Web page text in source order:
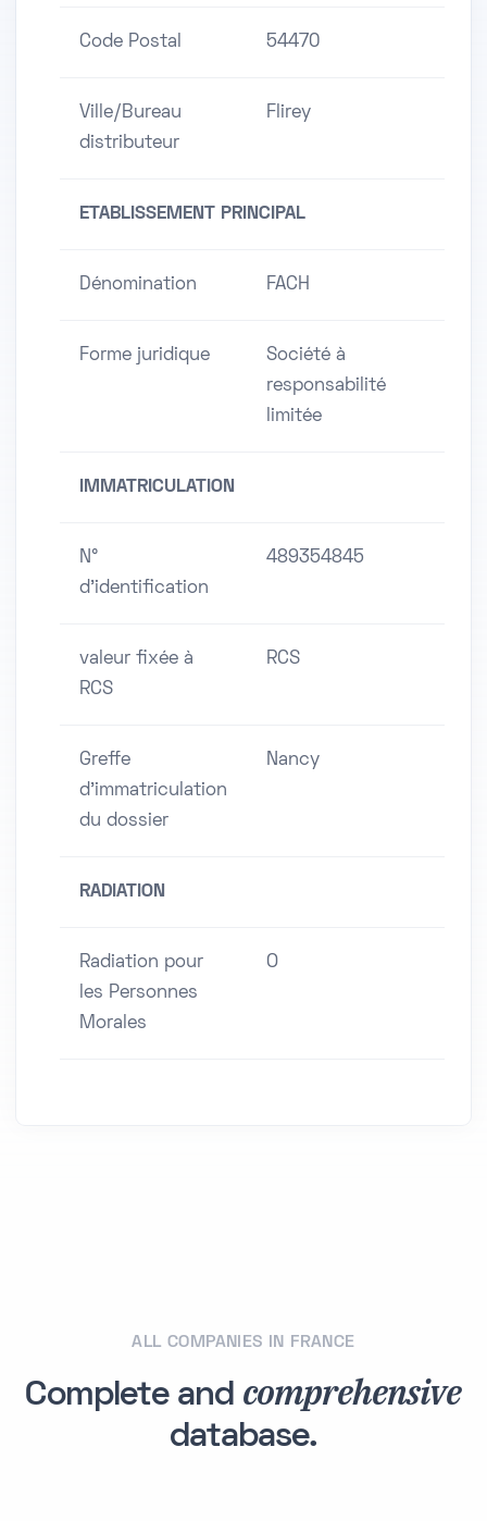
Code Postal 54470
Ville/Bureau
distributeur
Flirey
ETABLISSEMENT PRINCIPAL
Dénomination FACH
Forme juridique
Société à
responsabilité
limitée
IMMATRICULATION
N°
d'identification
489354845
valeur fixée à
RCS
RCS
Greffe
d'immatriculation
du dossier
Nancy
RADIATION
Radiation pour
les Personnes
Morales
O
ALL COMPANIES IN FRANCE
Complete and comprehensive
database.